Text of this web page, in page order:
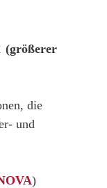
(größerer
die
und
)